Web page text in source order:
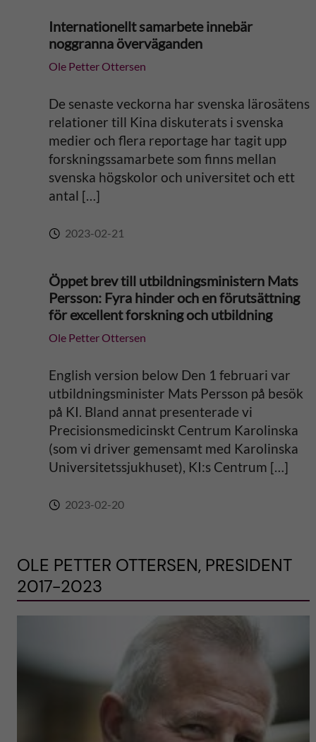
Internationellt samarbete innebär
noggranna överväganden
Ole Petter Ottersen
De senaste veckorna har svenska lärosätens
relationer till Kina diskuterats i svenska
medier och flera reportage har tagit upp
forskningssamarbete som finns mellan
svenska högskolor och universitet och ett
antal […]
2023-02-21
Öppet brev till utbildningsministern Mats
Persson: Fyra hinder och en förutsättning
för excellent forskning och utbildning
Ole Petter Ottersen
English version below Den 1 februari var
utbildningsminister Mats Persson på besök
på KI. Bland annat presenterade vi
Precisionsmedicinskt Centrum Karolinska
(som vi driver gemensamt med Karolinska
Universitetssjukhuset), KI:s Centrum […]
2023-02-20
OLE PETTER OTTERSEN, PRESIDENT
2017-2023